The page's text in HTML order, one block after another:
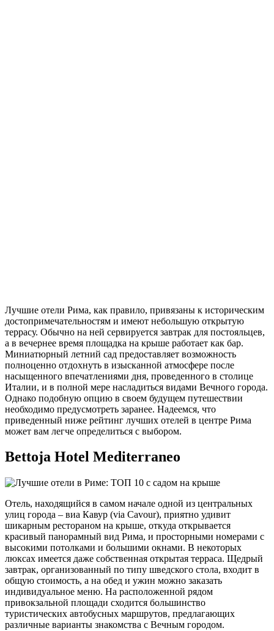
Лучшие отели Рима, как правило, привязаны к историческим
достопримечательностям и имеют небольшую открытую
террасу. Обычно на ней сервируется завтрак для постояльцев,
а в вечернее время площадка на крыше работает как бар.
Миниатюрный летний сад предоставляет возможность
полноценно отдохнуть в изысканной атмосфере после
насыщенного впечатлениями дня, проведенного в столице
Италии, и в полной мере насладиться видами Вечного города.
Однако подобную опцию в своем будущем путешествии
необходимо предусмотреть заранее. Надеемся, что
приведенный ниже рейтинг лучших отелей в центре Рима
может вам легче определиться с выбором.
Bettoja Hotel Mediterraneo
Отель, находящийся в самом начале одной из центральных
улиц города – виа Кавур (via Cavour), приятно удивит
шикарным рестораном на крыше, откуда открывается
красивый панорамный вид Рима, и просторными номерами с
высокими потолками и большими окнами. В некоторых
люксах имеется даже собственная открытая терраса. Щедрый
завтрак, организованный по типу шведского стола, входит в
общую стоимость, а на обед и ужин можно заказать
индивидуальное меню. На расположенной рядом
привокзальной площади сходится большинство
туристических автобусных маршрутов, предлагающих
различные варианты знакомства с Вечным городом.